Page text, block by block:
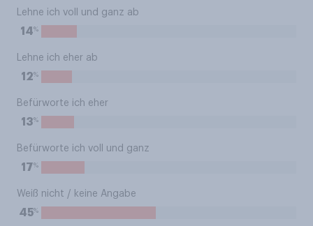
Lehne ich voll und ganz ab
14%
Lehne ich eher ab
12%
Befürworte ich eher
13%
Befürworte ich voll und ganz
17%
Weiß nicht / keine Angabe
45%